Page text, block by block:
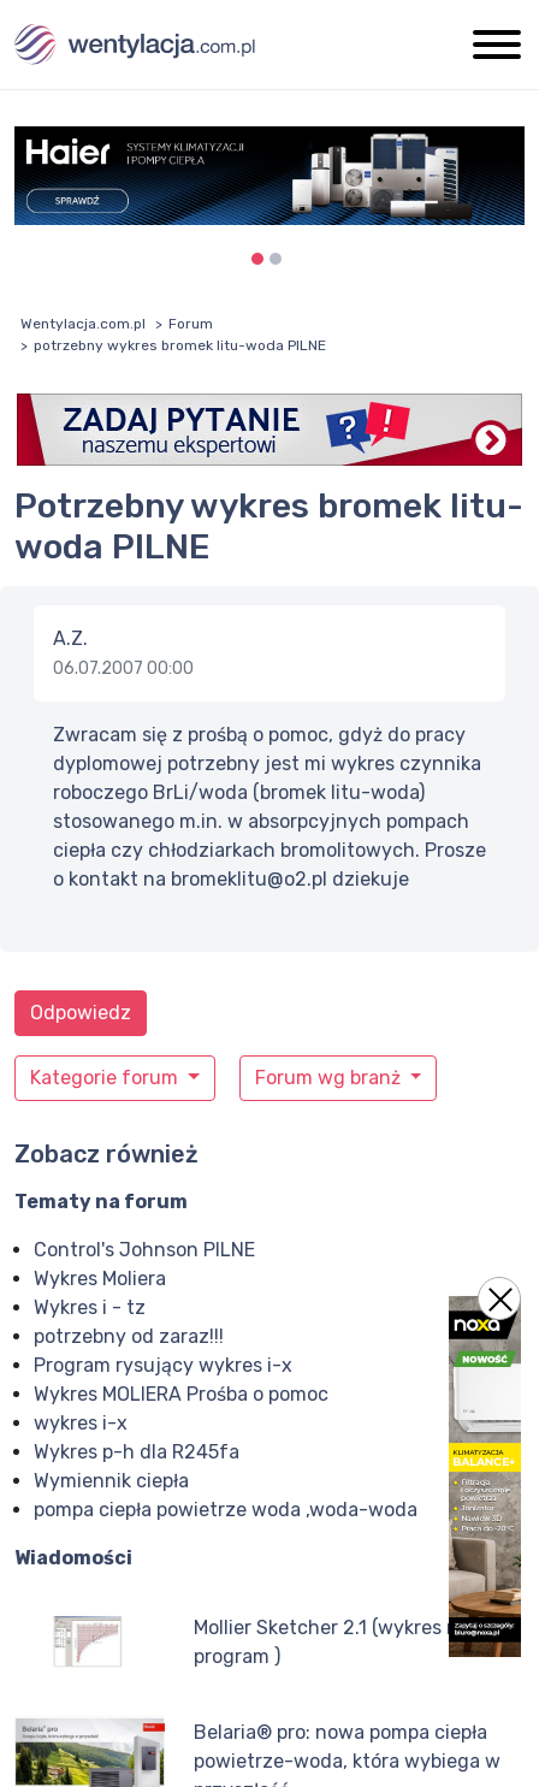
Wentylacja.com.pl
Forum
potrzebny wykres bromek litu-woda PILNE
potrzebny wykres bromek litu-
woda PILNE
A.Z.
06.07.2007 00:00
Zwracam się z prośbą o pomoc, gdyż do pracy
dyplomowej potrzebny jest mi wykres czynnika
roboczego BrLi/woda (bromek litu-woda)
stosowanego m.in. w absorpcyjnych pompach
ciepła czy chłodziarkach bromolitowych. Prosze
o kontakt na bromeklitu@o2.pl dziekuje
Kategorie forum Forum wg branż
Odpowiedz
Zobacz również
Tematy na forum
Control's Johnson PILNE
Wykres Moliera
Wykres i - tz
potrzebny od zaraz!!!
Program rysujący wykres i-x
Wykres MOLIERA Prośba o pomoc
wykres i-x
Wykres p-h dla R245fa
Wymiennik ciepła
pompa ciepła powietrze woda ,woda-woda
Wiadomości
Mollier Sketcher 2.1 (wykres moliera
program )
Belaria® pro: nowa pompa ciepła
powietrze-woda, która wybiega w